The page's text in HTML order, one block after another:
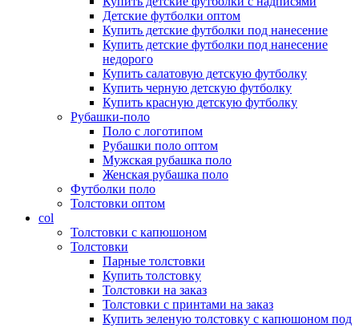
Детские футболки оптом
Купить детские футболки под нанесение
Купить детские футболки под нанесение
недорого
Купить салатовую детскую футболку
Купить черную детскую футболку
Купить красную детскую футболку
Рубашки-поло
Поло с логотипом
Рубашки поло оптом
Мужская рубашка поло
Женская рубашка поло
Футболки поло
Толстовки оптом
col
Толстовки с капюшоном
Толстовки
Парные толстовки
Купить толстовку
Толстовки на заказ
Толстовки с принтами на заказ
Купить зеленую толстовку с капюшоном под